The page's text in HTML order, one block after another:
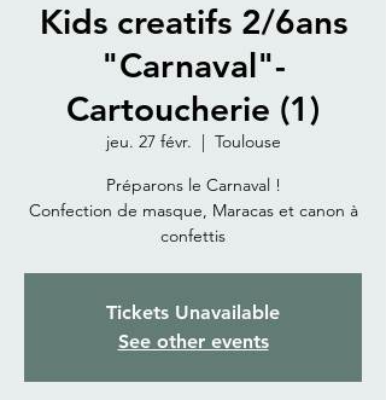
Kids creatifs 2/6ans
"Carnaval"-
Cartoucherie (1)
jeu. 27 févr.
  |
Toulouse
Préparons le Carnaval !
Confection de masque, Maracas et canon à
confettis
Tickets Unavailable
See other events